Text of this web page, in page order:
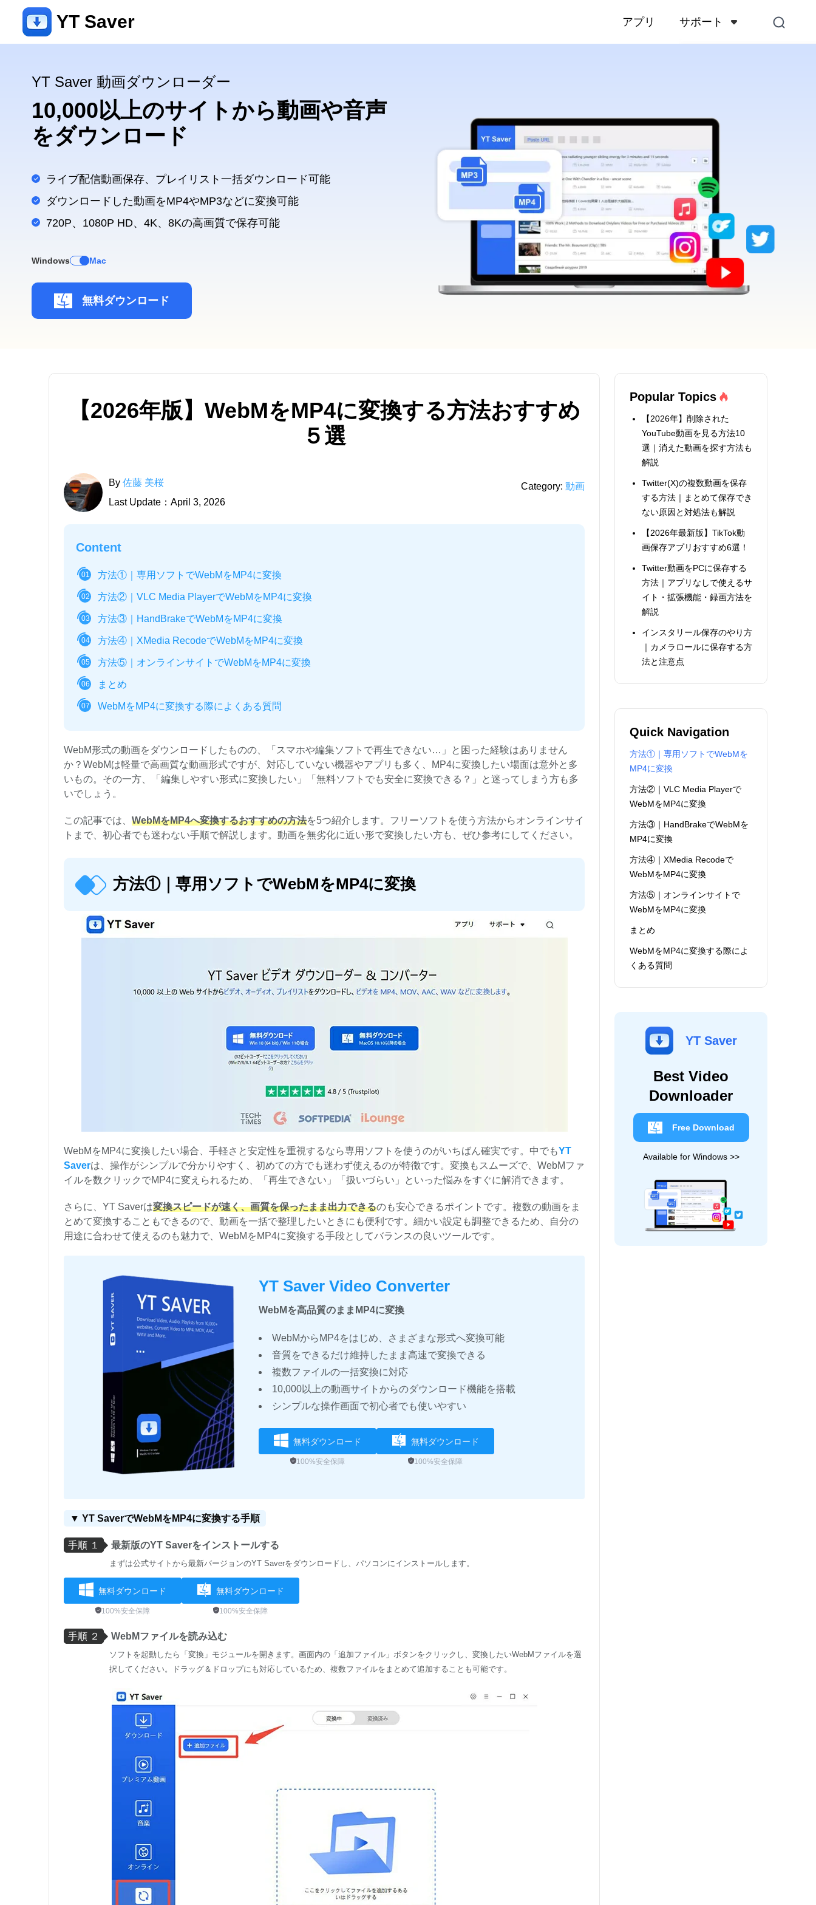
YT Saver アプリ サポート
YT Saver 動画ダウンローダー
10,000以上のサイトから動画や音声
をダウンロード
ライブ配信動画保存、プレイリスト一括ダウンロード可能
ダウンロードした動画をMP4やMP3などに変換可能
720P、1080P HD、4K、8Kの高画質で保存可能
Windows Mac
無料ダウンロード
【2026年版】WebMをMP4に変換する方法おすすめ
５選
By 佐藤 美桜
Last Update：April 3, 2026
Category: 動画
Content
01 方法①｜専用ソフトでWebMをMP4に変換
02 方法②｜VLC Media PlayerでWebMをMP4に変換
03 方法③｜HandBrakeでWebMをMP4に変換
04 方法④｜XMedia RecodeでWebMをMP4に変換
05 方法⑤｜オンラインサイトでWebMをMP4に変換
06 まとめ
07 WebMをMP4に変換する際によくある質問
WebM形式の動画をダウンロードしたものの、「スマホや編集ソフトで再生できない…」と困った経験はありません
か？WebMは軽量で高画質な動画形式ですが、対応していない機器やアプリも多く、MP4に変換したい場面は意外と多
いもの。その一方、「編集しやすい形式に変換したい」「無料ソフトでも安全に変換できる？」と迷ってしまう方も多
いでしょう。
この記事では、 WebMをMP4へ変換するおすすめの方法を5つ紹介します。フリーソフトを使う方法からオンラインサイ
トまで、初心者でも迷わない手順で解説します。動画を無劣化に近い形で変換したい方も、ぜひ参考にしてください。
方法①｜専用ソフトでWebMをMP4に変換
WebMをMP4に変換したい場合、手軽さと安定性を重視するなら専用ソフトを使うのがいちばん確実です。中でもYT
Saverは、操作がシンプルで分かりやすく、初めての方でも迷わず使えるのが特徴です。変換もスムーズで、WebMファ
イルを数クリックでMP4に変えられるため、「再生できない」「扱いづらい」といった悩みをすぐに解消できます。
さらに、YT Saverは変換スピードが速く、画質を保ったまま出力できるのも安心できるポイントです。複数の動画をま
とめて変換することもできるので、動画を一括で整理したいときにも便利です。細かい設定も調整できるため、自分の
用途に合わせて使えるのも魅力で、WebMをMP4に変換する手段としてバランスの良いツールです。
YT Saver Video Converter
WebMを高品質のままMP4に変換
WebMからMP4をはじめ、さまざまな形式へ変換可能
音質をできるだけ維持したまま高速で変換できる
複数ファイルの一括変換に対応
10,000以上の動画サイトからのダウンロード機能を搭載
シンプルな操作画面で初心者でも使いやすい
無料ダウンロード
100%安全保障
無料ダウンロード
100%安全保障
▼ YT SaverでWebMをMP4に変換する手順
手順 １ 最新版のYT Saverをインストールする
まずは公式サイトから最新バージョンのYT Saverをダウンロードし、パソコンにインストールします。
無料ダウンロード
100%安全保障
無料ダウンロード
100%安全保障
手順 ２ WebMファイルを読み込む
ソフトを起動したら「変換」モジュールを開きます。画面内の「追加ファイル」ボタンをクリックし、変換したいWebMファイルを選
択してください。ドラッグ＆ドロップにも対応しているため、複数ファイルをまとめて追加することも可能です。
Popular Topics
【2026年】削除された
YouTube動画を見る方法10
選｜消えた動画を探す方法も
解説
Twitter(X)の複数動画を保存
する方法｜まとめて保存でき
ない原因と対処法も解説
【2026年最新版】TikTok動
画保存アプリおすすめ6選！
Twitter動画をPCに保存する
方法｜アプリなしで使えるサ
イト・拡張機能・録画方法を
解説
インスタリール保存のやり方
｜カメラロールに保存する方
法と注意点
Quick Navigation
方法①｜専用ソフトでWebMを
MP4に変換
方法②｜VLC Media Playerで
WebMをMP4に変換
方法③｜HandBrakeでWebMを
MP4に変換
方法④｜XMedia Recodeで
WebMをMP4に変換
方法⑤｜オンラインサイトで
WebMをMP4に変換
まとめ
WebMをMP4に変換する際によ
くある質問
YT Saver
Best Video
Downloader
Free Download
Available for Windows >>